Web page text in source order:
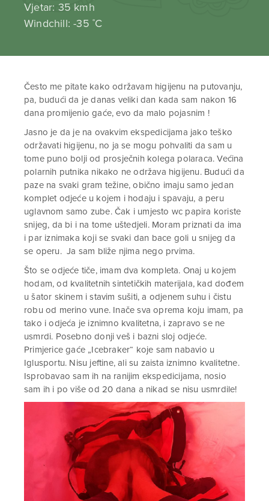
Vjetar: 35 kmh
Windchill: -35 ˚C
Često me pitate kako održavam higijenu na putovanju,
pa, budući da je danas veliki dan kada sam nakon 16
dana promijenio gaće, evo da malo pojasnim !
Jasno je da je na ovakvim ekspedicijama jako teško
održavati higijenu, no ja se mogu pohvaliti da sam u
tome puno bolji od prosječnih kolega polaraca. Većina
polarnih putnika nikako ne održava higijenu. Budući da
paze na svaki gram težine, obično imaju samo jedan
komplet odjeće u kojem i hodaju i spavaju, a peru
uglavnom samo zube. Čak i umjesto wc papira koriste
snijeg, da bi i na tome uštedjeli. Moram priznati da ima
i par iznimaka koji se svaki dan bace goli u snijeg da
se operu. Ja sam bliže njima nego prvima.
Što se odjeće tiče, imam dva kompleta. Onaj u kojem
hodam, od kvalitetnih sintetičkih materijala, kad dođem
u šator skinem i stavim sušiti, a odjenem suhu i čistu
robu od merino vune. Inače sva oprema koju imam, pa
tako i odjeća je iznimno kvalitetna, i zapravo se ne
usmrdi. Posebno donji veš i bazni sloj odjeće.
Primjerice gaće „Icebraker“ koje sam nabavio u
Iglusportu. Nisu jeftine, ali su zaista iznimno kvalitetne.
Isprobavao sam ih na ranijim ekspedicijama, nosio
sam ih i po više od 20 dana a nikad se nisu usmrdile!